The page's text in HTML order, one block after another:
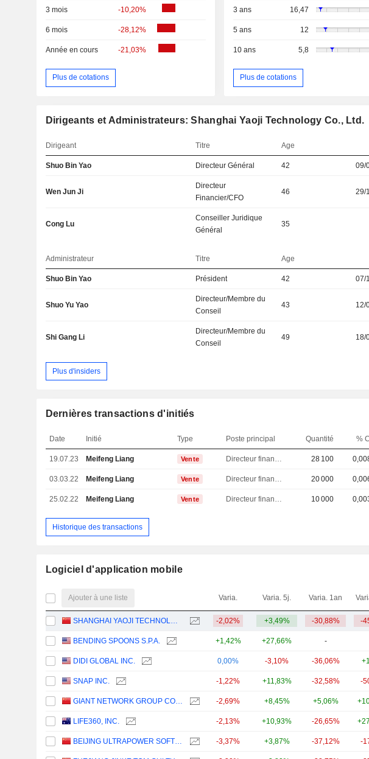
3 mois -10,20%
6 mois -28,12%
Année en cours -21,03%
Plus de cotations
3 ans 16,47
5 ans 12
10 ans 5,8
Plus de cotations
Dirigeants et Administrateurs: Shanghai Yaoji Technology Co., Ltd.
Dirigeant Titre Age
Shuo Bin Yao Directeur Général 42 09/
Wen Jun Ji
Directeur
Financier/CFO
46 29/
Cong Lu
Conseiller Juridique
Général
35
Administrateur Titre Age
Shuo Bin Yao Président 42 07/
Shuo Yu Yao
Directeur/Membre du
Conseil
43 12/
Shi Gang Li
Directeur/Membre du
Conseil
49 18/
Plus d'insiders
Dernières transactions d'initiés
Date Initié Type Poste principal Quantité %
19.07.23 Meifeng Liang Vente Directeur financier 28 100
03.03.22 Meifeng Liang Vente Directeur financier 20 000
25.02.22 Meifeng Liang Vente Directeur financier 10 000
Historique des transactions
Logiciel d'application mobile
Ajouter à une liste Varia. Varia. 5j. Varia. 1an
SHANGHAI YAOJI TECHNOLOGY CO., LTD. -2,02% +3,49% -30,88% -
BENDING SPOONS S.P.A. +1,42% +27,66% -
DIDI GLOBAL INC. 0,00% -3,10% -36,06%
SNAP INC. -1,22% +11,83% -32,58% -
GIANT NETWORK GROUP CO., LTD. -2,69% +8,45% +5,06%
LIFE360, INC. -2,13% +10,93% -26,65%
BEIJING ULTRAPOWER SOFTWARE CO., LTD. -3,37% +3,87% -37,12% -